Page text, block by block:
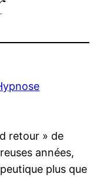
retour » de
années,
plus que